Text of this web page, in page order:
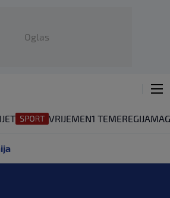
Oglas
VRIJEMEN1 TEMEREGIJA